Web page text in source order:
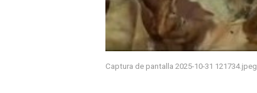
Captura de pantalla 2025-10-31 121734.jpeg